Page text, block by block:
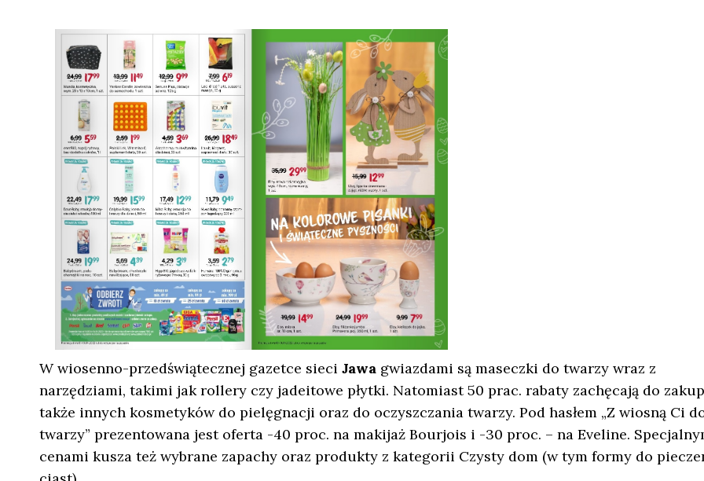
W wiosenno-przedświątecznej gazetce sieci Jawa gwiazdami są maseczki do twarzy wraz z
narzędziami, takimi jak rollery czy jadeitowe płytki. Natomiast 50 prac. rabaty zachęcają do
także innych kosmetyków do pielęgnacji oraz do oczyszczania twarzy. Pod hasłem „Z wiosną Ci
twarzy” prezentowana jest oferta -40 proc. na makijaż Bourjois i -30 proc. – na Eveline.
cenami kusza też wybrane zapachy oraz produkty z kategorii Czysty dom (w tym formy do